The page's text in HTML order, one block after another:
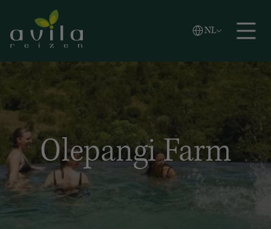
Zoeken
NL
Vlaams
English
Olepangi Farm